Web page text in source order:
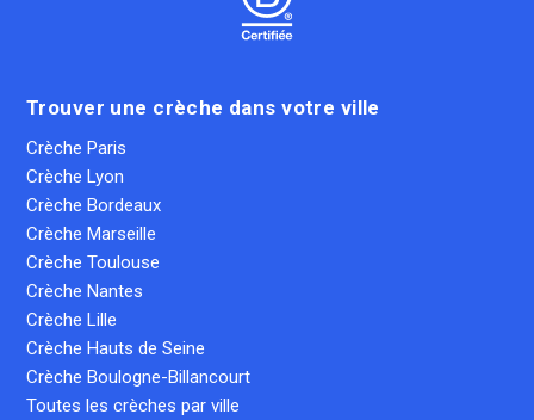
Trouver une crèche dans votre ville
Crèche Paris
Crèche Lyon
Crèche Bordeaux
Crèche Marseille
Crèche Toulouse
Crèche Nantes
Crèche Lille
Crèche Hauts de Seine
Crèche Boulogne-Billancourt
Toutes les crèches par ville